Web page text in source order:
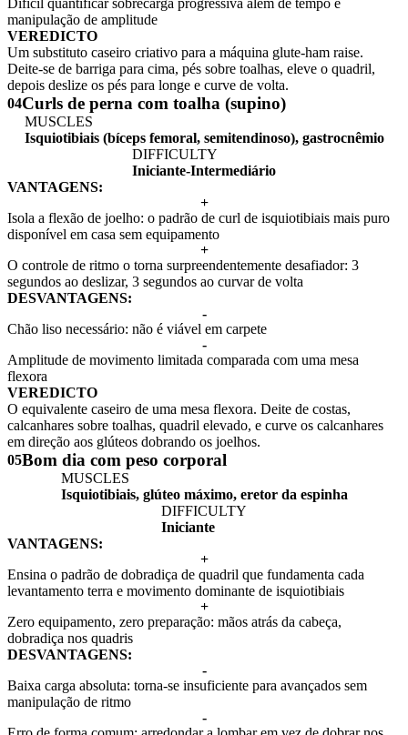
Difícil quantificar sobrecarga progressiva além de tempo e
manipulação de amplitude
VEREDICTO
Um substituto caseiro criativo para a máquina glute-ham raise.
Deite-se de barriga para cima, pés sobre toalhas, eleve o quadril,
depois deslize os pés para longe e curve de volta.
04Curls de perna com toalha (supino)
MUSCLES
Isquiotibiais (bíceps femoral, semitendinoso), gastrocnêmio
DIFFICULTY
Iniciante-Intermediário
VANTAGENS:
+
Isola a flexão de joelho: o padrão de curl de isquiotibiais mais puro
disponível em casa sem equipamento
+
O controle de ritmo o torna surpreendentemente desafiador: 3
segundos ao deslizar, 3 segundos ao curvar de volta
DESVANTAGENS:
-
Chão liso necessário: não é viável em carpete
-
Amplitude de movimento limitada comparada com uma mesa
flexora
VEREDICTO
O equivalente caseiro de uma mesa flexora. Deite de costas,
calcanhares sobre toalhas, quadril elevado, e curve os calcanhares
em direção aos glúteos dobrando os joelhos.
05Bom dia com peso corporal
MUSCLES
Isquiotibiais, glúteo máximo, eretor da espinha
DIFFICULTY
Iniciante
VANTAGENS:
+
Ensina o padrão de dobradiça de quadril que fundamenta cada
levantamento terra e movimento dominante de isquiotibiais
+
Zero equipamento, zero preparação: mãos atrás da cabeça,
dobradiça nos quadris
DESVANTAGENS:
-
Baixa carga absoluta: torna-se insuficiente para avançados sem
manipulação de ritmo
-